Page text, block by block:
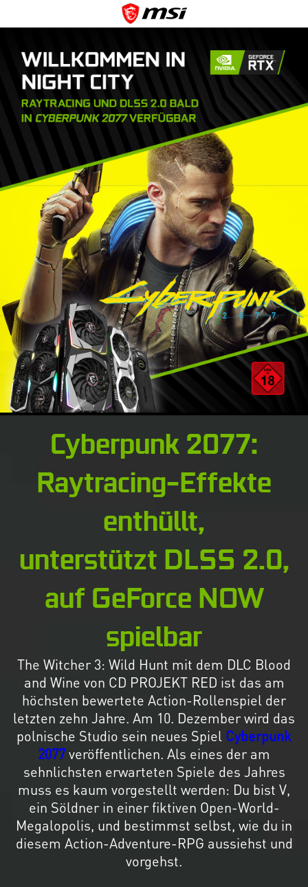
Cyberpunk 2077:
Raytracing-Effekte
enthüllt,
unterstützt DLSS 2.0,
auf GeForce NOW
spielbar
The Witcher 3: Wild Hunt mit dem DLC Blood
and Wine von CD PROJEKT RED ist das am
höchsten bewertete Action-Rollenspiel der
letzten zehn Jahre. Am 10. Dezember wird das
polnische Studio sein neues Spiel Cyberpunk
2077veröffentlichen. Als eines der am
sehnlichsten erwarteten Spiele des Jahres
muss es kaum vorgestellt werden: Du bist V,
ein Söldner in einer fiktiven Open-World-
Megalopolis, und bestimmst selbst, wie du in
diesem Action-Adventure-RPG aussiehst und
vorgehst.